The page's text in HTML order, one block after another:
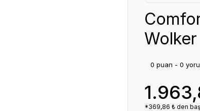
Wolker
0 puan - 0
*369,86 ₺ den